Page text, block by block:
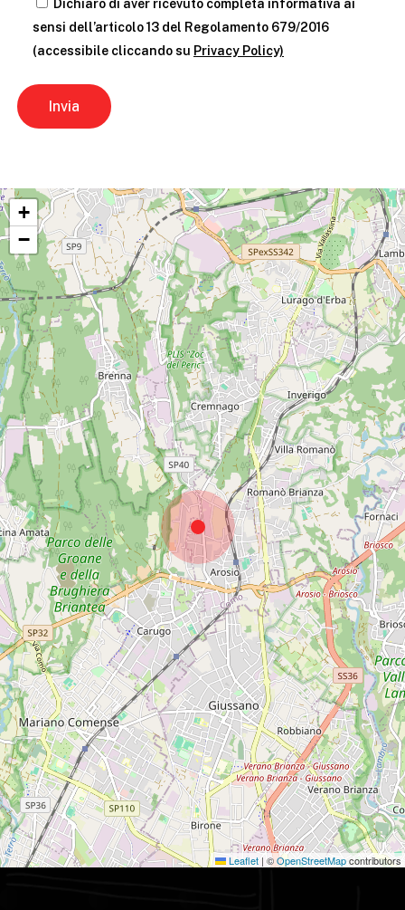
Dichiaro di aver ricevuto completa informativa ai
sensi dell’articolo 13 del Regolamento 679/2016
(accessibile cliccando su Privacy Policy)
+
−
Leaflet | ©OpenStreetMapcontributors